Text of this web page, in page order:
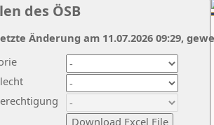
des ÖSB
Änderung am 11.07.2026 09:29,